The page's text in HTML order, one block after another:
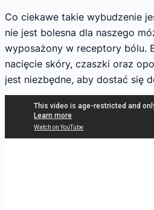
Co ciekawe takie wybudzenie
nie jest bolesna dla naszego
wyposażony w receptory bólu.
nacięcie skóry, czaszki oraz
jest niezbędne, aby dostać się